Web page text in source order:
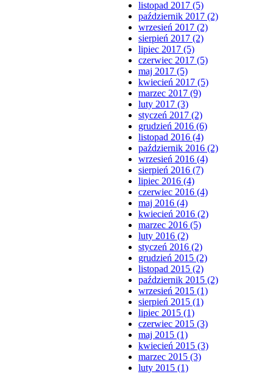
listopad 2017 (5)
październik 2017 (2)
wrzesień 2017 (2)
sierpień 2017 (2)
lipiec 2017 (5)
czerwiec 2017 (5)
maj 2017 (5)
kwiecień 2017 (5)
marzec 2017 (9)
luty 2017 (3)
styczeń 2017 (2)
grudzień 2016 (6)
listopad 2016 (4)
październik 2016 (2)
wrzesień 2016 (4)
sierpień 2016 (7)
lipiec 2016 (4)
czerwiec 2016 (4)
maj 2016 (4)
kwiecień 2016 (2)
marzec 2016 (5)
luty 2016 (2)
styczeń 2016 (2)
grudzień 2015 (2)
listopad 2015 (2)
październik 2015 (2)
wrzesień 2015 (1)
sierpień 2015 (1)
lipiec 2015 (1)
czerwiec 2015 (3)
maj 2015 (1)
kwiecień 2015 (3)
marzec 2015 (3)
luty 2015 (1)